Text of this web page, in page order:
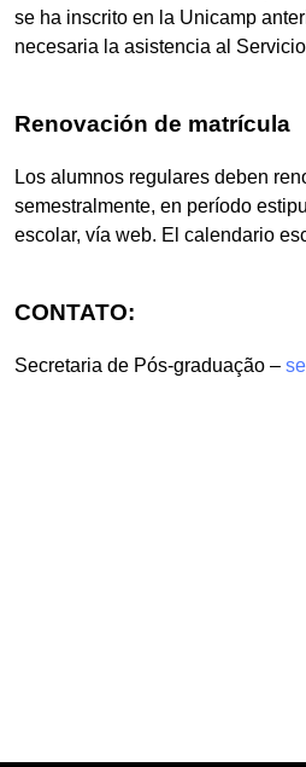
se ha inscrito en la Unicamp
necesaria la asistencia al
Renovación de matrícula
Los alumnos regulares deben
semestralmente, en período
escolar, vía web. El calendario
CONTATO:
Secretaria de Pós-graduação –